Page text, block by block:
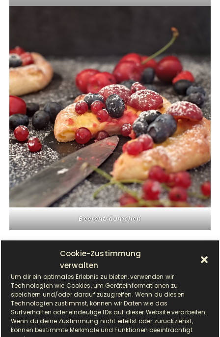
Cookie-Zustimmung
verwalten
Um dir ein optimales Erlebnis zu bieten, verwenden wir
Technologien wie Cookies, um Geräteinformationen zu
speichern und/oder darauf zuzugreifen. Wenn du diesen
Technologien zustimmst, können wir Daten wie das
Surfverhalten oder eindeutige IDs auf dieser Website verarbeiten.
Wenn du deine Zustimmung nicht erteilst oder zurückziehst,
können bestimmte Merkmale und Funktionen beeinträchtigt
Beerenträumchen
FAQ (Frequently Asked Questions):
Ist der Teig ohne Hefe weniger aufwendig?
Ja, der Quark-Öl-Teig ohne Hefe muss nicht
gehen, was die Zubereitungszeit verkürzt. Er kann